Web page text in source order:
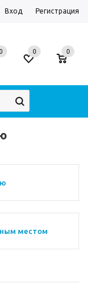
Вход Регистрация
0 0 0
местом